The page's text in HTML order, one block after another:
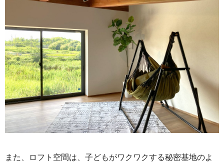
また、ロフト空間は、子どもがワクワクする秘密基地のよ